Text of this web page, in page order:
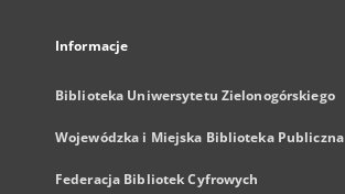
Informacje
Biblioteka Uniwersytetu Zielonogórskiego
Wojewódzka i Miejska Biblioteka Publiczna
Federacja Bibliotek Cyfrowych